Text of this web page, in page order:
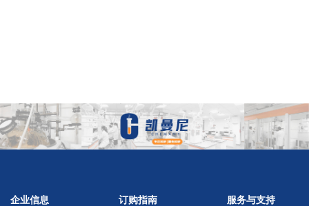
企业信息 订购指南 服务与支持